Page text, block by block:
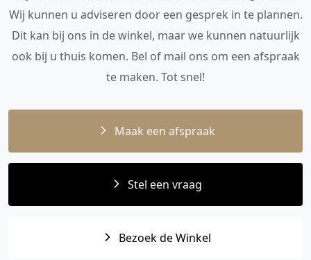
Wij kunnen u adviseren door een gesprek in te plannen.
Dit kan bij ons in de winkel, maar we kunnen natuurlijk
ook bij u thuis komen. Bel of mail ons om een afspraak
te maken. Tot snel!
Maak een afspraak
Stel een vraag
Bezoek de Winkel